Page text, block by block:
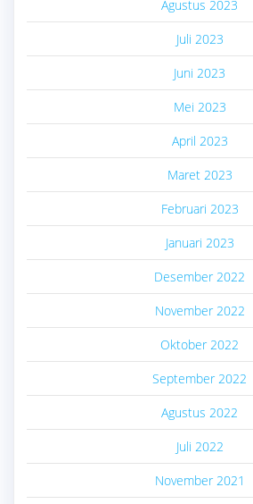
Agustus 2023
Juli 2023
Juni 2023
Mei 2023
April 2023
Maret 2023
Februari 2023
Januari 2023
Desember 2022
November 2022
Oktober 2022
September 2022
Agustus 2022
Juli 2022
November 2021